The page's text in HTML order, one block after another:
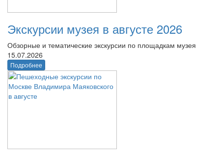
Экскурсии музея в августе 2026
Обзорные и тематические экскурсии по площадкам музея
15.07.2026
Подробнее